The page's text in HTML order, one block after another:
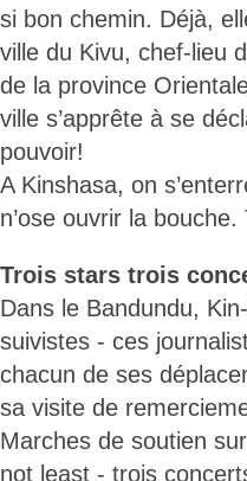
si bon chemin. Déjà,
ville du Kivu, chef-lieu
de la province
ville s’apprête à se
pouvoir!
A Kinshasa, on
n’ose ouvrir la
Trois stars trois
Dans le Bandundu,
suivistes - ces
chacun de ses
sa visite de
Marches de soutien
not least - trois